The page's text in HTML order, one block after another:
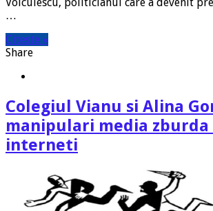
…
Citeste »
Share
Colegiul Vianu si Alina
manipulari media
interneti